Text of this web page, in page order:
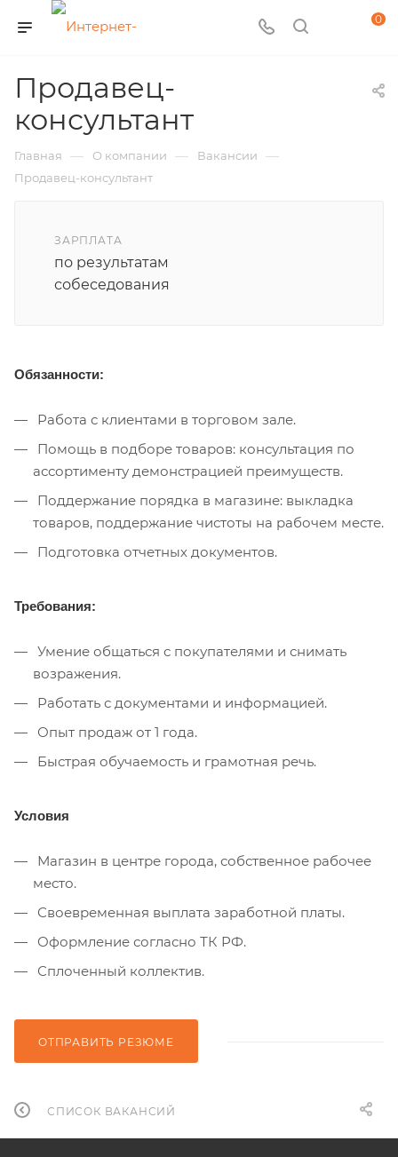
0
Продавец-
консультант
Главная — О компании — Вакансии —
Продавец-консультант
ЗАРПЛАТА
по результатам
собеседования
Обязанности:
Работа с клиентами в торговом зале.
Помощь в подборе товаров: консультация по
ассортименту демонстрацией преимуществ.
Поддержание порядка в магазине: выкладка
товаров, поддержание чистоты на рабочем месте.
Подготовка отчетных документов.
Требования:
Умение общаться с покупателями и снимать
возражения.
Работать с документами и информацией.
Опыт продаж от 1 года.
Быстрая обучаемость и грамотная речь.
Условия
Магазин в центре города, собственное рабочее
место.
Своевременная выплата заработной платы.
Оформление согласно ТК РФ.
Сплоченный коллектив.
ОТПРАВИТЬ РЕЗЮМЕ
СПИСОК ВАКАНСИЙ